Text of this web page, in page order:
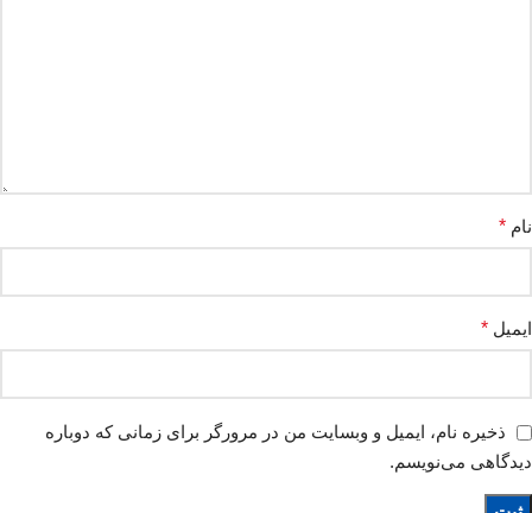
نام *
ایمیل *
ذخیره نام، ایمیل و وبسایت من در مرورگر برای زمانی که دوباره
دیدگاهی می‌نویسم.